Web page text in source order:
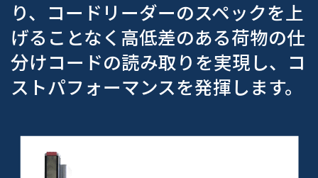
り、コードリーダーのスペックを上
げることなく高低差のある荷物の仕
分けコードの読み取りを実現し、コ
ストパフォーマンスを発揮します。